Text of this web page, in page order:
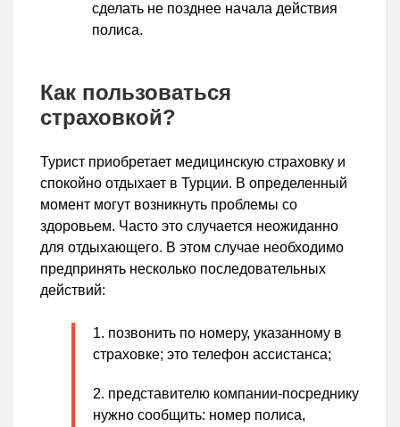
сделать не позднее начала действия
полиса.
Как пользоваться
страховкой?
Турист приобретает медицинскую страховку и
спокойно отдыхает в Турции. В определенный
момент могут возникнуть проблемы со
здоровьем. Часто это случается неожиданно
для отдыхающего. В этом случае необходимо
предпринять несколько последовательных
действий:
позвонить по номеру, указанному в
страховке; это телефон ассистанса;
представителю компании-посреднику
нужно сообщить: номер полиса,